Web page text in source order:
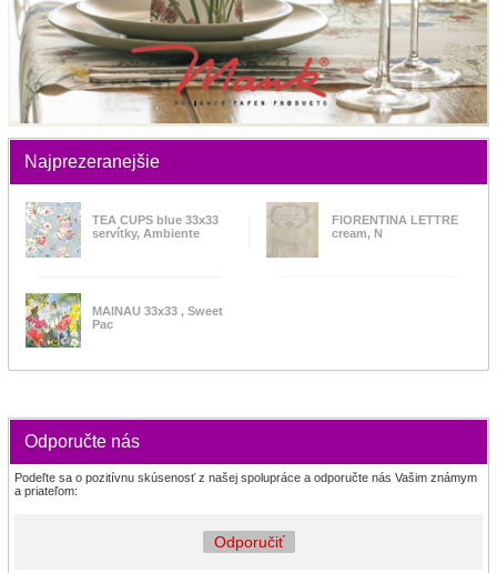
Najprezeranejšie
TEA CUPS blue 33x33
servítky, Ambiente
FIORENTINA LETTRE
cream, N
MAINAU 33x33 , Sweet
Pac
Odporučte nás
Podeľte sa o pozitívnu skúsenosť z našej spolupráce a odporučte nás Vašim známym
a priateľom:
Odporučiť